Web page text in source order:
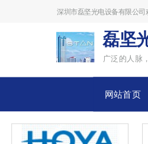
深圳市磊坚光电设备有限公司
磊坚
广泛的人脉
网站首页